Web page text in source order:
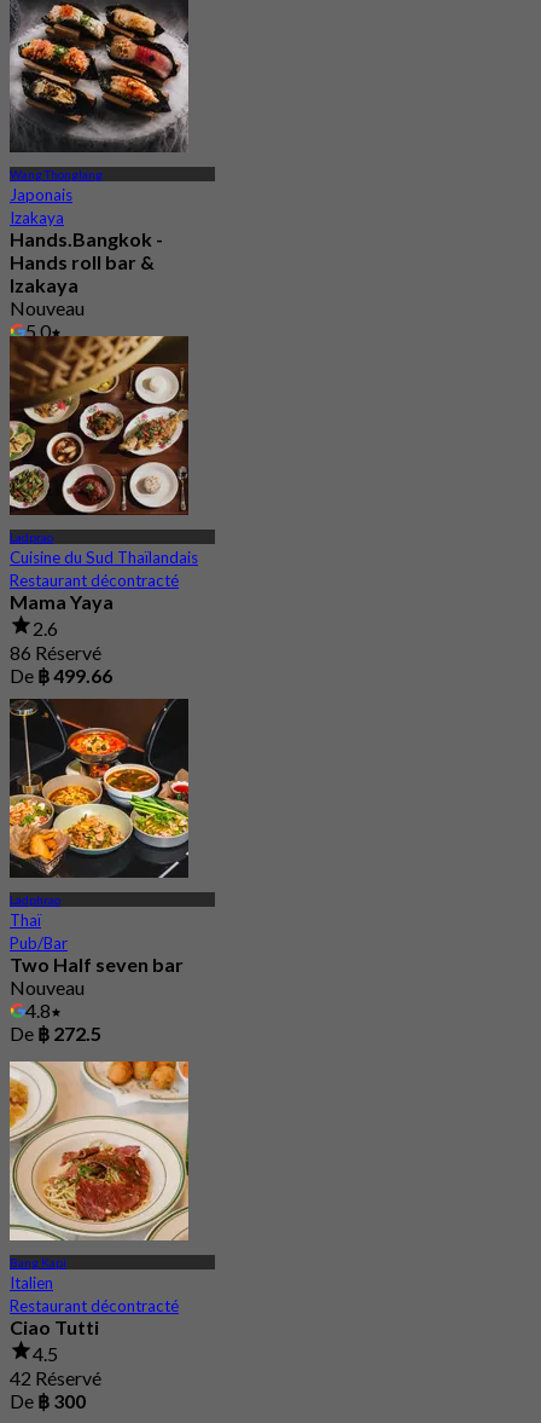
Wang Thonglang
Japonais
Izakaya
Hands.Bangkok -
Hands roll bar &
Izakaya
Nouveau
5.0
De ฿ 888
Ladprao
Cuisine du Sud Thaïlandais
Restaurant décontracté
Mama Yaya
2.6
86 Réservé
De ฿ 499.66
Ladphrao
Thaï
Pub/Bar
Two Half seven bar
Nouveau
4.8
De ฿ 272.5
Bang Kapi
Italien
Restaurant décontracté
Ciao Tutti
4.5
42 Réservé
De ฿ 300